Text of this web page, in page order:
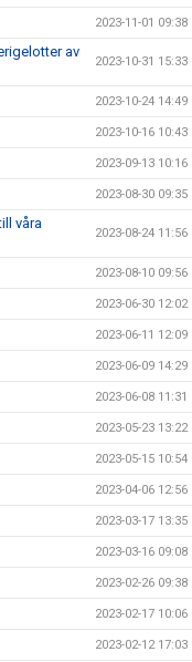
2023-11-01 09:38
av
2023-10-31 15:33
2023-10-24 14:49
2023-10-16 10:43
2023-09-13 10:16
2023-08-30 09:35
våra
2023-08-24 11:56
2023-08-10 09:56
2023-06-30 12:02
2023-06-11 12:09
2023-06-09 14:29
2023-06-08 11:31
2023-05-23 13:22
2023-05-15 10:54
2023-04-06 12:56
2023-03-17 13:35
2023-03-16 09:08
2023-02-26 09:38
2023-02-17 10:06
2023-02-12 17:03